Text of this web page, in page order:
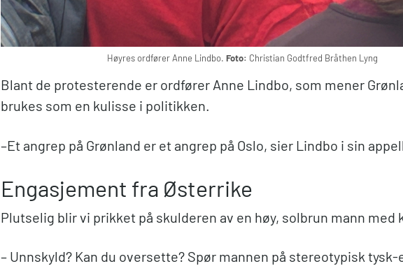
Høyres ordfører Anne Lindbo. Foto: Christian Godtfred Bråthen Lyng
Blant de protesterende er ordfører Anne Lindbo, som mener
brukes som en kulisse i politikken.
–Et angrep på Grønland er et angrep på Oslo, sier Lindbo i sin appell.
Engasjement fra Østerrike
Plutselig blir vi prikket på skulderen av en høy, solbrun mann med
– Unnskyld? Kan du oversette? Spør mannen på stereotypisk tysk-